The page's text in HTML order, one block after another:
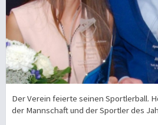
Der Verein feierte seinen Sportlerball.
der Mannschaft und der Sportler des